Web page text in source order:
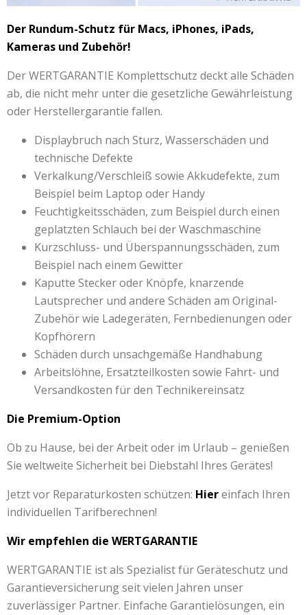
Der Rundum-Schutz für Macs, iPhones, iPads,
Kameras und Zubehör!
Der WERTGARANTIE Komplettschutz deckt alle Schäden
ab, die nicht mehr unter die gesetzliche Gewährleistung
oder Herstellergarantie fallen.
Displaybruch nach Sturz, Wasserschäden und
technische Defekte
Verkalkung/Verschleiß sowie Akkudefekte, zum
Beispiel beim Laptop oder Handy
Feuchtigkeitsschäden, zum Beispiel durch einen
geplatzten Schlauch bei der Waschmaschine
Kurzschluss- und Überspannungsschäden, zum
Beispiel nach einem Gewitter
Kaputte Stecker oder Knöpfe, knarzende
Lautsprecher und andere Schäden am Original-
Zubehör wie Ladegeräten, Fernbedienungen oder
Kopfhörern
Schäden durch unsachgemäße Handhabung
Arbeitslöhne, Ersatzteilkosten sowie Fahrt- und
Versandkosten für den Technikereinsatz
Die Premium-Option
Ob zu Hause, bei der Arbeit oder im Urlaub – genießen
Sie weltweite Sicherheit bei Diebstahl Ihres Gerätes!
Jetzt vor Reparaturkosten schützen: Hiereinfach Ihren
individuellen Tarifberechnen!
Wir empfehlen die WERTGARANTIE
WERTGARANTIE ist als Spezialist für Geräteschutz und
Garantieversicherung seit vielen Jahren unser
zuverlässiger Partner. Einfache Garantielösungen, ein